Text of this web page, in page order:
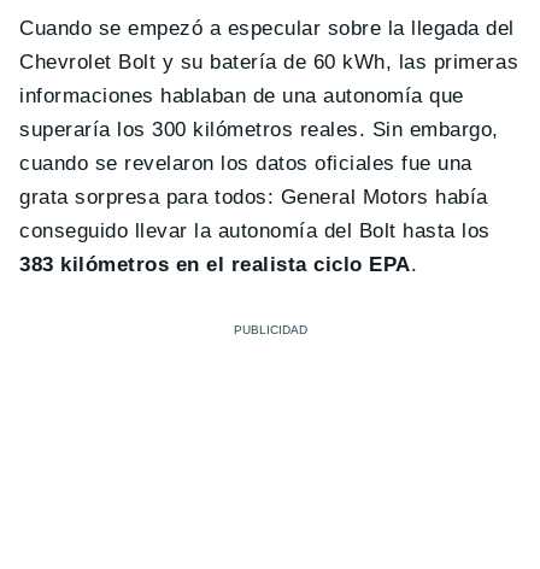
Cuando se empezó a especular sobre la llegada del
Chevrolet Bolt y su batería de 60 kWh, las primeras
informaciones hablaban de una autonomía que
superaría los 300 kilómetros reales. Sin embargo,
cuando se revelaron los datos oficiales fue una
grata sorpresa para todos: General Motors había
conseguido llevar la autonomía del Bolt hasta los
383 kilómetros en el realista ciclo EPA.